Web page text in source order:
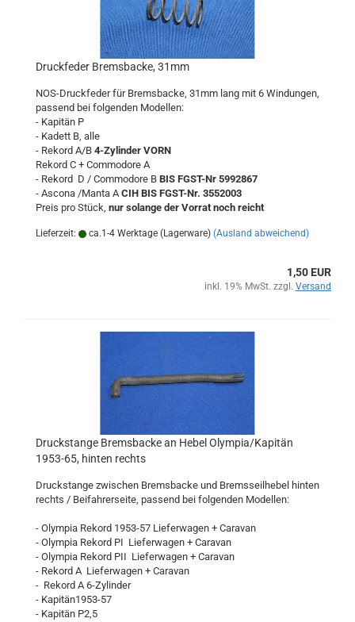
Druckfeder Bremsbacke, 31mm
NOS-Druckfeder für Bremsbacke, 31mm lang mit 6 Windungen,
passend bei folgenden Modellen:
- Kapitän P
- Kadett B, alle
- Rekord A/B 4-Zylinder VORN
Rekord C + Commodore A
- Rekord D / Commodore B BIS FGST-Nr 5992867
- Ascona /Manta ACIH BIS FGST-Nr. 3552003
Preis pro Stück, nur solange der Vorrat noch reicht
Lieferzeit: ca.1-4 Werktage (Lagerware) (Ausland abweichend)
1,50 EUR
inkl. 19% MwSt. zzgl. Versand
Druckstange Bremsbacke an Hebel Olympia/Kapitän
1953-65, hinten rechts
Druckstange zwischen Bremsbacke und Bremsseilhebel hinten
rechts / Beifahrerseite, passend bei folgenden Modellen:
- Olympia Rekord 1953-57 Lieferwagen + Caravan
- Olympia Rekord PI Lieferwagen + Caravan
- Olympia Rekord PII Lieferwagen + Caravan
- Rekord A Lieferwagen + Caravan
- Rekord A 6-Zylinder
- Kapitän1953-57
- Kapitän P2,5